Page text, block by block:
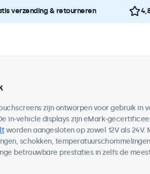
verzending & retourneren
zijn ontworpen voor gebruik in
in-vehicle displays zijn eMark-
worden aangesloten op zowel 12V als 24V.
schokken,
betrouwbare prestaties in zelfs de